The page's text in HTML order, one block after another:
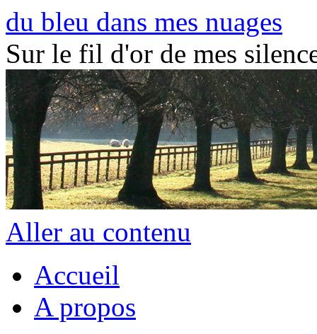
du bleu dans mes nuages
Sur le fil d'or de mes
Aller au contenu
Accueil
A propos